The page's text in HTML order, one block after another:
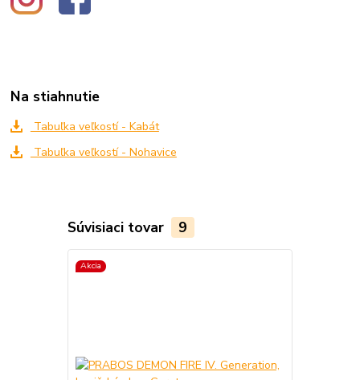
Na stiahnutie
Tabuľka veľkostí - Kabát
Tabuľka veľkostí - Nohavice
Súvisiaci tovar 9
Akcia